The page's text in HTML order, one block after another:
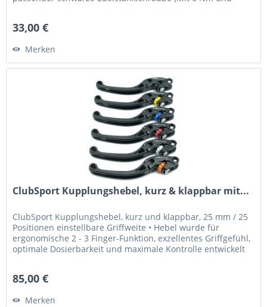
33,00 €
Merken
ClubSport Kupplungshebel, kurz & klappbar mit...
ClubSport Kupplungshebel, kurz und klappbar, 25 mm / 25
Positionen einstellbare Griffweite • Hebel wurde für
ergonomische 2 - 3 Finger-Funktion, exzellentes Griffgefühl,
optimale Dosierbarkeit und maximale Kontrolle entwickelt
85,00 €
Merken